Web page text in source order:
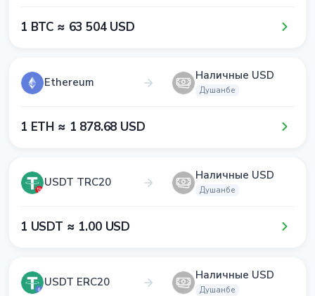
1​ BTC ≈ 6​3​ 5​0​4​ USD
Ethereum Наличные USD
Душанбе
1​ ETH ≈ 1​ 8​7​8​.6​8​ USD
USDT TRC20 Наличные USD
Душанбе
1​ USDT ≈ 1​.0​0​ USD
USDT ERC20 Наличные USD
Душанбе